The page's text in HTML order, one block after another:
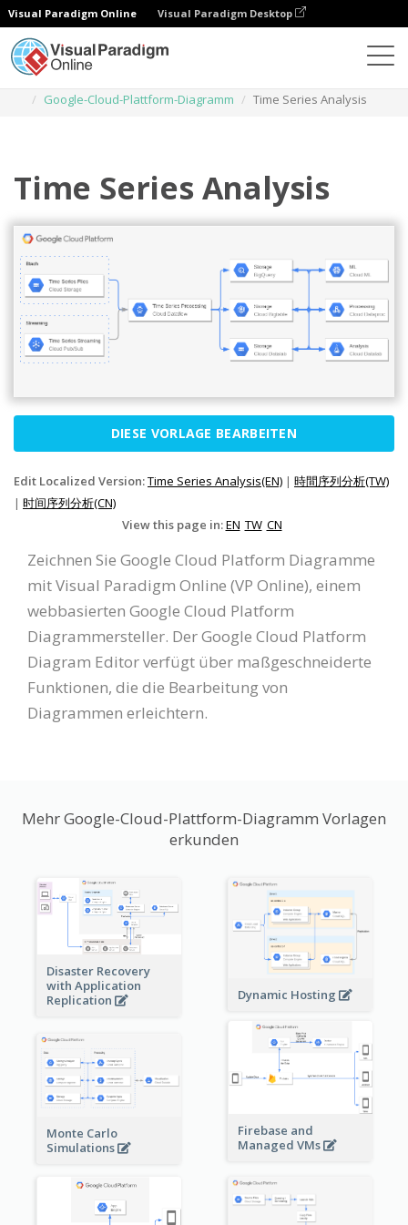
Visual Paradigm Online Visual Paradigm Desktop
Google-Cloud-Plattform-Diagramm
Time Series Analysis
Time Series Analysis
DIESE VORLAGE BEARBEITEN
Edit Localized Version:Time Series Analysis(EN) | 時間序列分析(TW)
| 时间序列分析(CN)
View this page in:EN TW CN
Zeichnen Sie Google Cloud Platform Diagramme
mit Visual Paradigm Online (VP Online), einem
webbasierten Google Cloud Platform
Diagrammersteller. Der Google Cloud Platform
Diagram Editor verfügt über maßgeschneiderte
Funktionen, die die Bearbeitung von
Diagrammen erleichtern.
Mehr Google-Cloud-Plattform-Diagramm Vorlagen
erkunden
Disaster Recovery
with Application
Replication
Dynamic Hosting
Firebase and
Managed VMs
Monte Carlo
Simulations